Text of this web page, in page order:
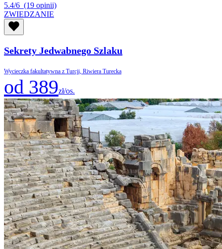
5.4/6 (19 opinii)
ZWIEDZANIE
Sekrety Jedwabnego Szlaku
Wycieczka fakultatywna z Turcji, Riwiera Turecka
od 389zł/os.